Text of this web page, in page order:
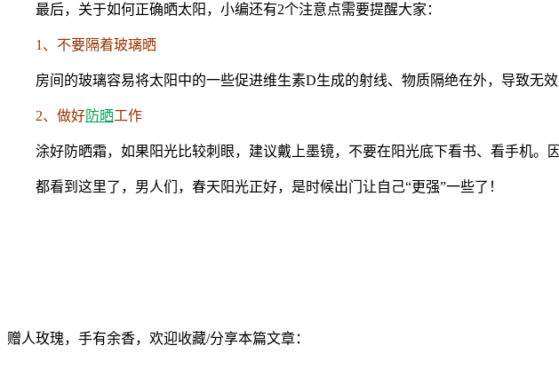
最后，关于如何正确晒太阳，小编还有2个注意点需要提醒大家：
1、不要隔着玻璃晒
房间的玻璃容易将太阳中的一些促进维生素D生成的射线、物质隔绝在外，导致无
2、做好防晒工作
涂好防晒霜，如果阳光比较刺眼，建议戴上墨镜，不要在阳光底下看书、看手机
都看到这里了，男人们，春天阳光正好，是时候出门让自己“更强”一些了！
赠人玫瑰，手有余香，欢迎收藏/分享本篇文章：